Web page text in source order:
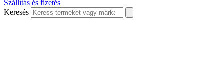
Szállítás és fizetés
Keresés